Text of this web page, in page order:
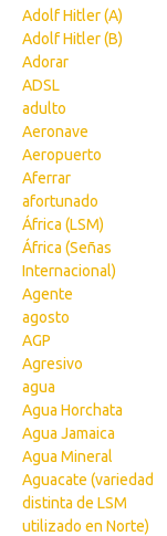
Adolf Hitler (A)
Adolf Hitler (B)
Adorar
ADSL
adulto
Aeronave
Aeropuerto
Aferrar
afortunado
África (LSM)
África (Señas
Internacional)
Agente
agosto
AGP
Agresivo
agua
Agua Horchata
Agua Jamaica
Agua Mineral
Aguacate (variedad
distinta de LSM
utilizado en Norte)